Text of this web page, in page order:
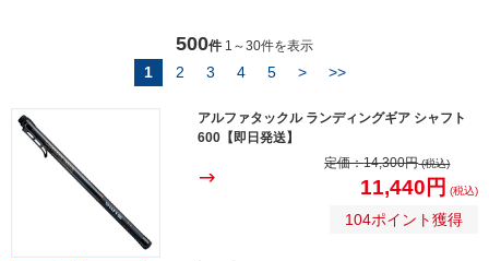
500件 1～30件を表示
1 2 3 4 5 > >>
アルファタックル ランディングギア シャフト
600【即日発送】
定価：14,300円(税込)
11,440円 (税込)
104ポイント獲得